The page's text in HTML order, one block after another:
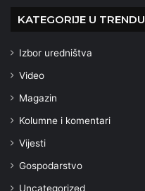
KATEGORIJE U TRENDU
Izbor uredništva
Video
Magazin
Kolumne i komentari
Vijesti
Gospodarstvo
Uncategorized